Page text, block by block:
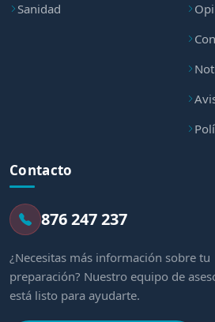
Sanidad
Contacto
876 247 237
¿Necesitas más información sobre tu
preparación? Nuestro equipo de
está listo para ayudarte.